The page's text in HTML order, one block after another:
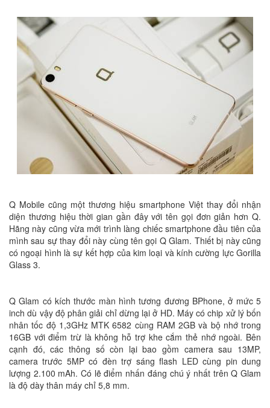
Q Mobile cũng một thương hiệu smartphone Việt thay đổi nhận
diện thương hiệu thời gian gần đây với tên gọi đơn giản hơn Q.
Hãng này cũng vừa mới trình làng chiếc smartphone đầu tiên của
mình sau sự thay đổi này cùng tên gọi Q Glam. Thiết bị này cũng
có ngoại hình là sự kết hợp của kim loại và kính cường lực Gorilla
Glass 3.
Q Glam có kích thước màn hình tương đương BPhone, ở mức 5
inch dù vậy độ phân giải chỉ dừng lại ở HD. Máy có chip xử lý bốn
nhân tốc độ 1,3GHz MTK 6582 cùng RAM 2GB và bộ nhớ trong
16GB với điểm trừ là không hỗ trợ khe cắm thẻ nhớ ngoài. Bên
cạnh đó, các thông số còn lại bao gồm camera sau 13MP,
camera trước 5MP có đèn trợ sáng flash LED cùng pin dung
lượng 2.100 mAh. Có lẽ điểm nhấn đáng chú ý nhất trên Q Glam
là độ dày thân máy chỉ 5,8 mm.